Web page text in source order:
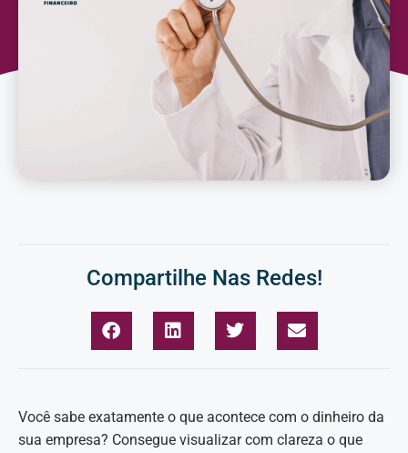
Compartilhe Nas Redes!
Você sabe exatamente o que acontece com o dinheiro da
sua empresa? Consegue visualizar com clareza o que